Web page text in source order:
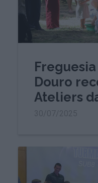
Douro
Ateliers